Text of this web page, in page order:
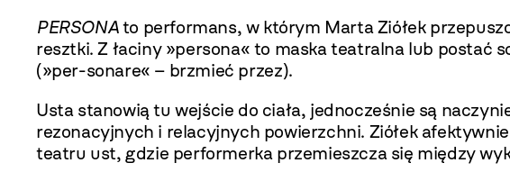
PERSONAto performans, w którym Marta Ziółek
resztki. Z łaciny »persona« to maska teatralna lub postać
(»per-sonare« – brzmieć przez).
Usta stanowią tu wejście do ciała, jednocześnie są
rezonacyjnych i relacyjnych powierzchni. Ziółek
teatru ust, gdzie performerka przemieszcza się między